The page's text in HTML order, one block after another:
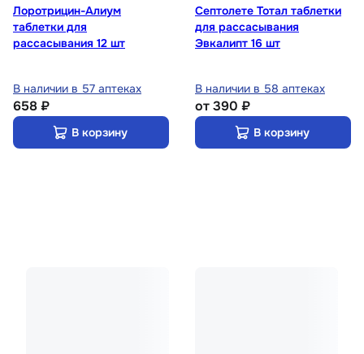
Лоротрицин-Алиум
таблетки для
рассасывания 12 шт
В наличии в 57 аптеках
658 ₽
В корзину
Септолете Тотал таблетки
для рассасывания
Эвкалипт 16 шт
В наличии в 58 аптеках
от390 ₽
В корзину